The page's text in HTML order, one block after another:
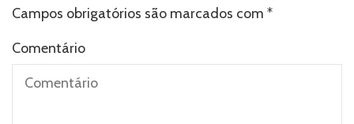
Campos obrigatórios são marcados com *
Comentário